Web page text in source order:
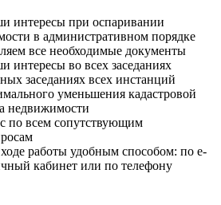
интересы при оспаривании
в административном порядке
все необходимые документы
интересы во всех заседаниях
заседаниях всех инстанций
уменьшения кадастровой
недвижимости
по всем сопутствующим
работы удобным способом: по e-
кабинет или по телефону